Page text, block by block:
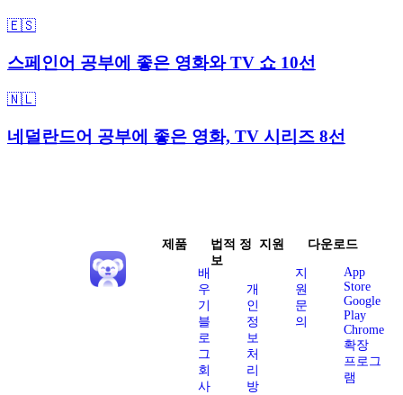
🇪🇸
스페인어 공부에 좋은 영화와 TV 쇼 10선
🇳🇱
네덜란드어 공부에 좋은 영화, TV 시리즈 8선
제품
배
우
기
블
로
그
회
사
법적 정
보
개
인
정
보
처
리
방
지원
지
원
문
의
다운로드
App
Store
Google
Play
Chrome
확장
프로그
램